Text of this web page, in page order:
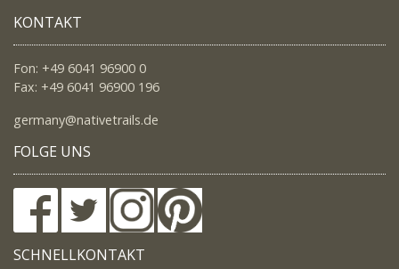
KONTAKT
Fon: +49 6041 96900 0
Fax: +49 6041 96900 196
germany@nativetrails.de
FOLGE UNS
SCHNELLKONTAKT